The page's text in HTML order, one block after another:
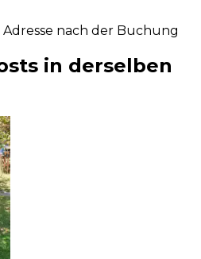
nach der Buchung
in derselben